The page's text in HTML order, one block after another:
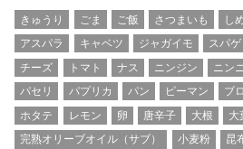
きゅうり ごま ご飯 さつまいも し
アスパラ
キャベツ ジャガイモ スパ
チーズ
トマト ナス ニンジン ニン
パセリ
パプリカ パン ピーマン ブ
ホタテ
レモン 卵 唐辛子 大根
大
完熟オリーブオイル（サブ）
小麦粉 昆